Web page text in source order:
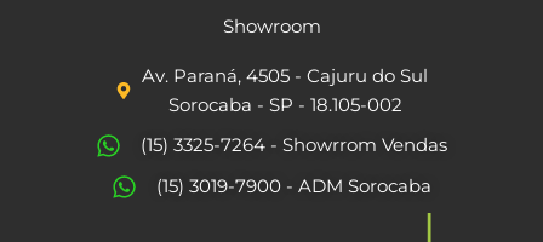
c
e
b
o
o
t
a
g
r
Showroom
Av. Paraná, 4505 - Cajuru do Sul
Sorocaba - SP - 18.105-002
(15) 3325-7264 - Showrrom Vendas
(15) 3019-7900 - ADM Sorocaba